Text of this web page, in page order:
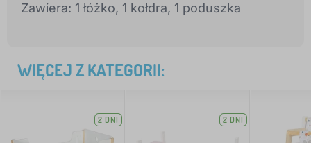
Zawiera: 1 łóżko, 1 kołdra, 1 poduszka
WIĘCEJ Z KATEGORII:
2 DNI 2 DNI